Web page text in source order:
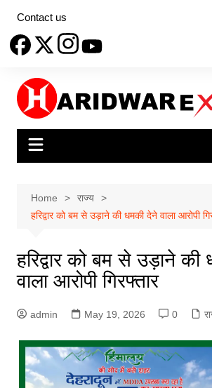
content
Contact us
Home
राज्य
हरिद्वार को बम से उड़ाने की धमकी देने वाला आरोपी
हरिद्वार को बम से उड़ाने
वाला आरोपी गिरफ्तार
admin May 19, 2026 0